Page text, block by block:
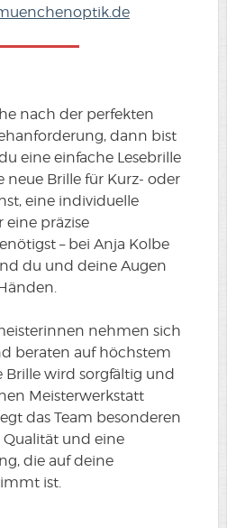
nach der perfekten
dann bist
eine einfache Lesebrille
neue Brille für Kurz- oder
eine individuelle
eine präzise
– bei Anja Kolbe
du und deine Augen
nehmen sich
beraten auf höchstem
Brille wird sorgfältig und
Meisterwerkstatt
das Team besonderen
Qualität und eine
die auf deine
ist.